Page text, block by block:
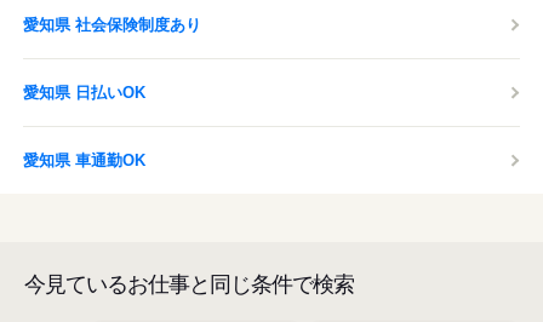
愛知県 社会保険制度あり
愛知県 日払いOK
愛知県 車通勤OK
今見ているお仕事と同じ条件で検索